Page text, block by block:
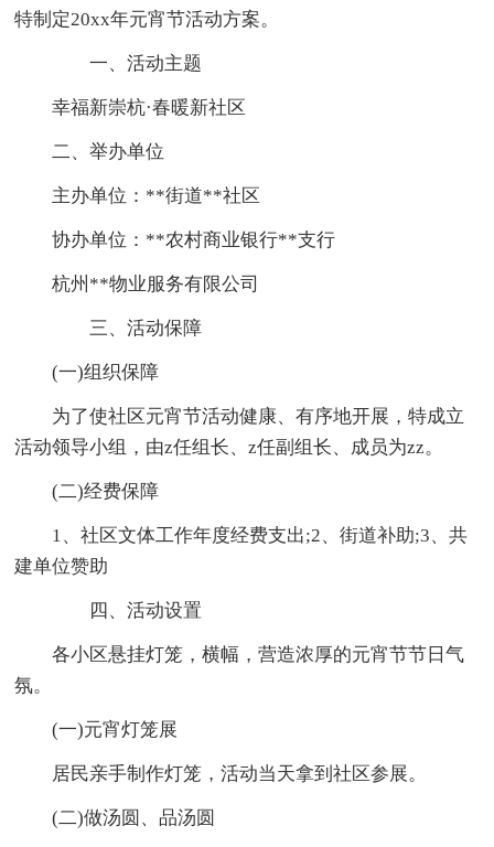
特制定20xx年元宵节活动方案。
一、活动主题
幸福新崇杭·春暖新社区
二、举办单位
主办单位：**街道**社区
协办单位：**农村商业银行**支行
杭州**物业服务有限公司
三、活动保障
(一)组织保障
为了使社区元宵节活动健康、有序地开展，特成立
活动领导小组，由z任组长、z任副组长、成员为zz。
(二)经费保障
1、社区文体工作年度经费支出;2、街道补助;3、共
建单位赞助
四、活动设置
各小区悬挂灯笼，横幅，营造浓厚的元宵节节日气
氛。
(一)元宵灯笼展
居民亲手制作灯笼，活动当天拿到社区参展。
(二)做汤圆、品汤圆